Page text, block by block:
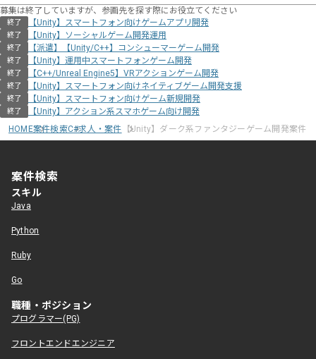
募集は終了していますが、参画先を探す際にお役立てください
終了 【Unity】スマートフォン向けゲームアプリ開発
終了 【Unity】ソーシャルゲーム開発運用
終了 【派遣】【Unity/C++】コンシューマーゲーム開発
終了 【Unity】運用中スマートフォンゲーム開発
終了 【C++/Unreal Engine5】VRアクションゲーム開発
終了 【Unity】スマートフォン向けネイティブゲーム開発支援
終了 【Unity】スマートフォン向けゲーム新規開発
終了
【Unity】アクション系スマホゲーム向け開発
HOME案件検索C#求人・案件 【Unity】ダーク系ファンタジーゲーム開発案件
案件検索
スキル
Java
Python
Ruby
Go
職種・ポジション
プログラマー(PG)
フロントエンドエンジニア